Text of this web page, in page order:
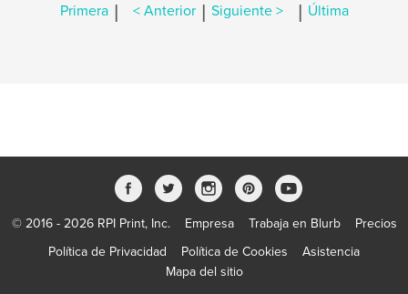
Primera | < Anterior | Siguiente > | Última
© 2016 - 2026 RPI Print, Inc. Empresa Trabaja en Blurb
Precios
Política de Privacidad
Política de Cookies
Asistencia
Mapa del sitio